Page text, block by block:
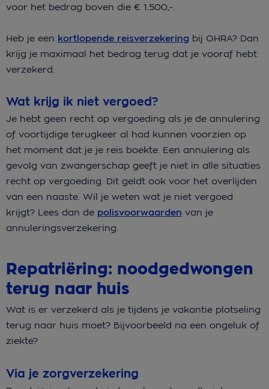
voor het bedrag boven die € 1.500,-.
Heb je een kortlopende reisverzekering bij OHRA? Dan
krijg je maximaal het bedrag terug dat je vooraf hebt
verzekerd.
Wat krijg ik niet vergoed?
Je hebt geen recht op vergoeding als je de annulering
of voortijdige terugkeer al had kunnen voorzien op
het moment dat je je reis boekte. Een annulering als
gevolg van zwangerschap geeft je niet in alle situaties
recht op vergoeding. Dit geldt ook voor het overlijden
van een naaste. Wil je weten wat je niet vergoed
krijgt? Lees dan de polisvoorwaarden van je
annuleringsverzekering.
Repatriëring: noodgedwongen
terug naar huis
Wat is er verzekerd als je tijdens je vakantie plotseling
terug naar huis moet? Bijvoorbeeld na een ongeluk of
ziekte?
Via je zorgverzekering